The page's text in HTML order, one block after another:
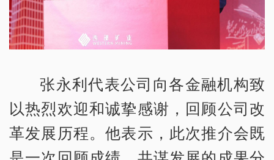
张永利代表公司向各金融机构致
以热烈欢迎和诚挚感谢，回顾公司改
革发展历程。他表示，此次推介会既